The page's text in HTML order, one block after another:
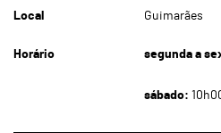
Local Guimarães
Horário segunda a
sábado: